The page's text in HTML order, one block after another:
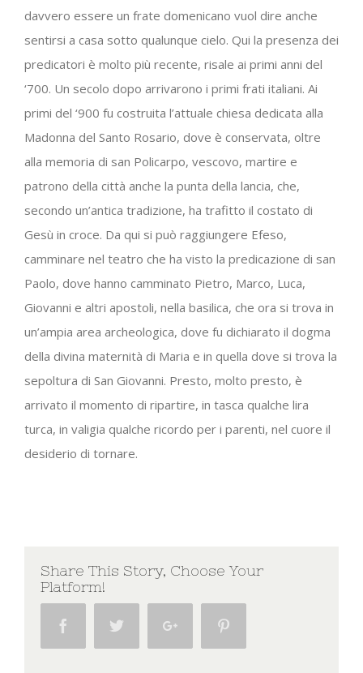
davvero essere un frate domenicano vuol dire anche
sentirsi a casa sotto qualunque cielo. Qui la presenza dei
predicatori è molto più recente, risale ai primi anni del
‘700. Un secolo dopo arrivarono i primi frati italiani. Ai
primi del ‘900 fu costruita l’attuale chiesa dedicata alla
Madonna del Santo Rosario, dove è conservata, oltre
alla memoria di san Policarpo, vescovo, martire e
patrono della città anche la punta della lancia, che,
secondo un’antica tradizione, ha trafitto il costato di
Gesù in croce. Da qui si può raggiungere Efeso,
camminare nel teatro che ha visto la predicazione di san
Paolo, dove hanno camminato Pietro, Marco, Luca,
Giovanni e altri apostoli, nella basilica, che ora si trova in
un’ampia area archeologica, dove fu dichiarato il dogma
della divina maternità di Maria e in quella dove si trova la
sepoltura di San Giovanni. Presto, molto presto, è
arrivato il momento di ripartire, in tasca qualche lira
turca, in valigia qualche ricordo per i parenti, nel cuore il
desiderio di tornare.
Share This Story, Choose Your
Platform!
Facebook Twitter Google+